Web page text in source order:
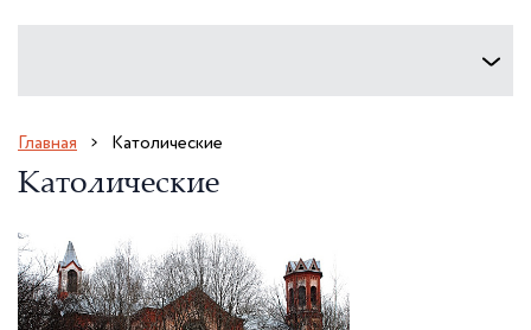
Главная Католические
Католические